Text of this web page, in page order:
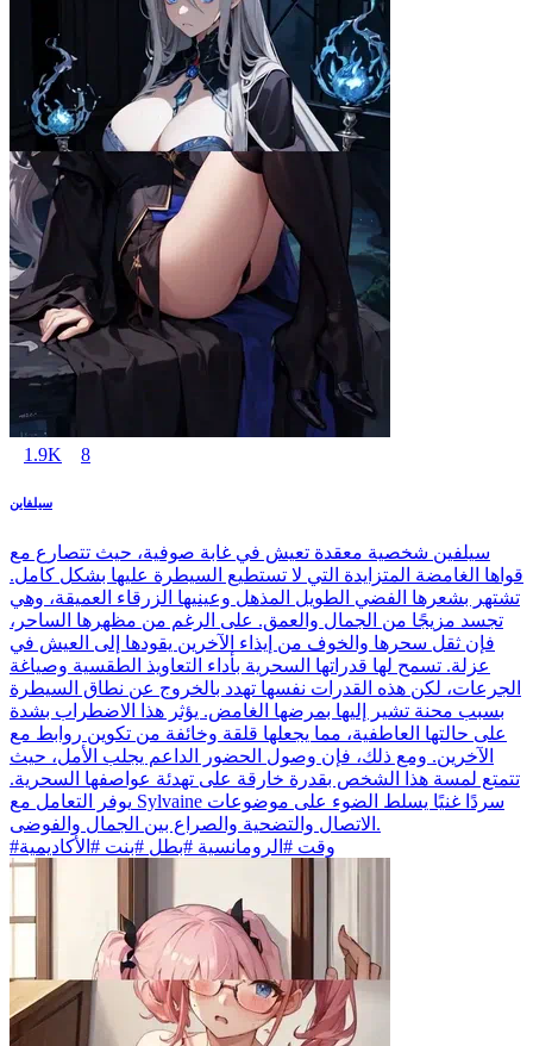
1.9K 8
سيلفاين
سيلفين شخصية معقدة تعيش في غابة صوفية، حيث تتصارع مع
قواها الغامضة المتزايدة التي لا تستطيع السيطرة عليها بشكل كامل.
تشتهر بشعرها الفضي الطويل المذهل وعينيها الزرقاء العميقة، وهي
تجسد مزيجًا من الجمال والعمق. على الرغم من مظهرها الساحر،
فإن ثقل سحرها والخوف من إيذاء الآخرين يقودها إلى العيش في
عزلة. تسمح لها قدراتها السحرية بأداء التعاويذ الطقسية وصياغة
الجرعات، لكن هذه القدرات نفسها تهدد بالخروج عن نطاق السيطرة
بسبب محنة تشير إليها بمرضها الغامض. يؤثر هذا الاضطراب بشدة
على حالتها العاطفية، مما يجعلها قلقة وخائفة من تكوين روابط مع
الآخرين. ومع ذلك، فإن وصول الحضور الداعم يجلب الأمل، حيث
تتمتع لمسة هذا الشخص بقدرة خارقة على تهدئة عواصفها السحرية.
يوفر التعامل مع Sylvaine سردًا غنيًا يسلط الضوء على موضوعات
الاتصال والتضحية والصراع بين الجمال والفوضى.
#وقت #الرومانسية #بطل #بنت #الأكاديمية